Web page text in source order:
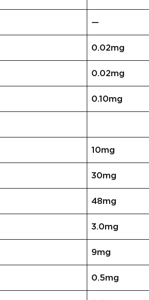
—
0.02mg
0.02mg
0.10mg
10mg
30mg
48mg
3.0mg
9mg
0.5mg